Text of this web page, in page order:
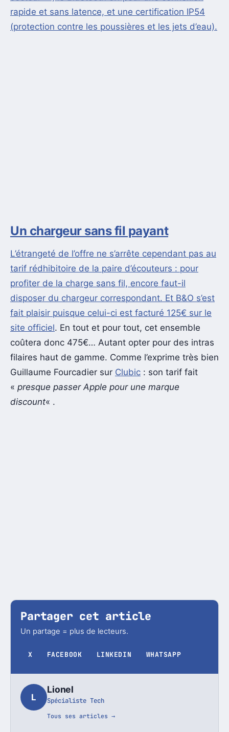
rapide et sans latence, et une certification IP54
(protection contre les poussières et les jets d’eau).
Un chargeur sans fil payant
L’étrangeté de l’offre ne s’arrête cependant pas au
tarif rédhibitoire de la paire d’écouteurs : pour
profiter de la charge sans fil, encore faut-il
disposer du chargeur correspondant. Et B&O s’est
fait plaisir puisque celui-ci est facturé 125€ sur le
site officiel. En tout et pour tout, cet ensemble
coûtera donc 475€… Autant opter pour des intras
filaires haut de gamme. Comme l’exprime très bien
Guillaume Fourcadier sur Clubic : son tarif fait
« presque passer Apple pour une marque
discount« .
Partager cet article
Un partage = plus de lecteurs.
X FACEBOOK LINKEDIN WHATSAPP
L
Lionel
Spécialiste Tech
Tous ses articles →